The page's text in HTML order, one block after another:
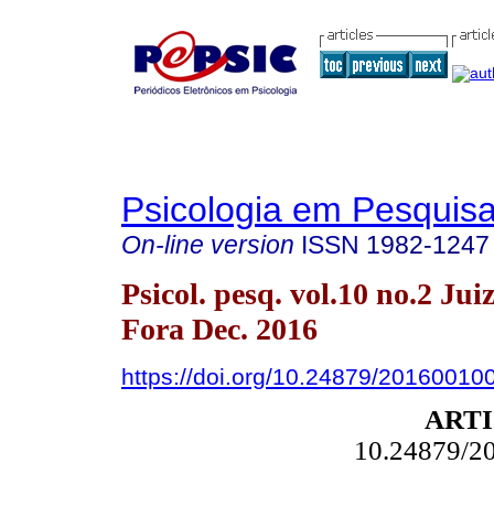
Psicologia em
On-line version ISSN 1982-1247
Psicol. pesq. vol.10 no.2
Fora Dec. 2016
https://doi.org/10.24879/
10.24879/